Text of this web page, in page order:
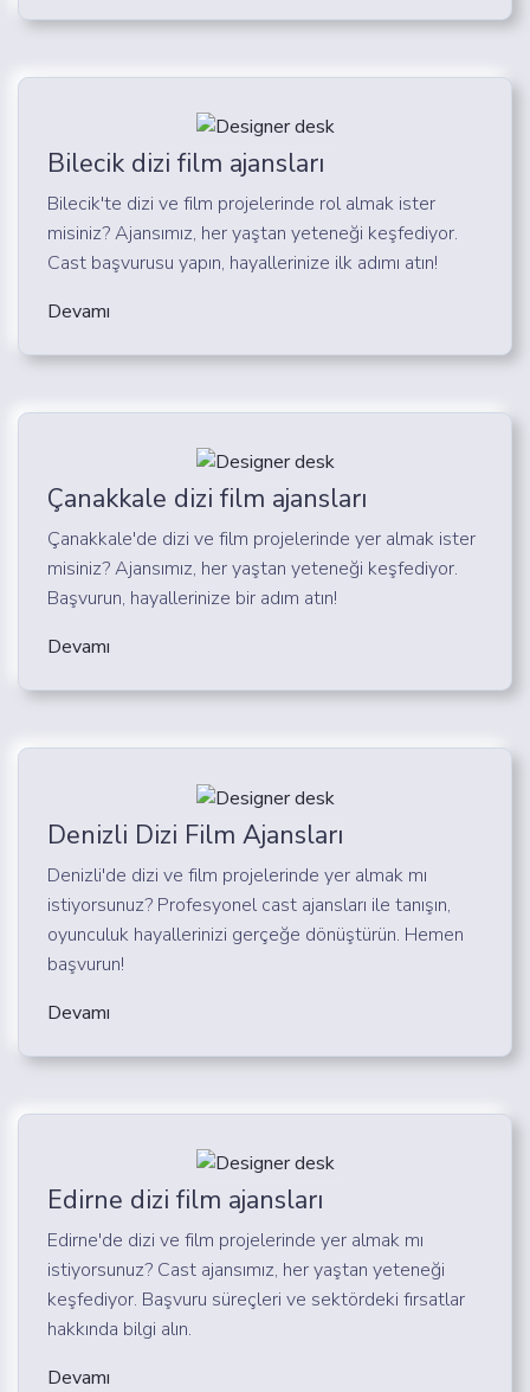
Bilecik dizi film ajansları
Bilecik'te dizi ve film projelerinde rol almak ister
misiniz? Ajansımız, her yaştan yeteneği keşfediyor.
Cast başvurusu yapın, hayallerinize ilk adımı atın!
Devamı
Çanakkale dizi film ajansları
Çanakkale'de dizi ve film projelerinde yer almak ister
misiniz? Ajansımız, her yaştan yeteneği keşfediyor.
Başvurun, hayallerinize bir adım atın!
Devamı
Denizli Dizi Film Ajansları
Denizli'de dizi ve film projelerinde yer almak mı
istiyorsunuz? Profesyonel cast ajansları ile tanışın,
oyunculuk hayallerinizi gerçeğe dönüştürün. Hemen
başvurun!
Devamı
Edirne dizi film ajansları
Edirne'de dizi ve film projelerinde yer almak mı
istiyorsunuz? Cast ajansımız, her yaştan yeteneği
keşfediyor. Başvuru süreçleri ve sektördeki fırsatlar
hakkında bilgi alın.
Devamı